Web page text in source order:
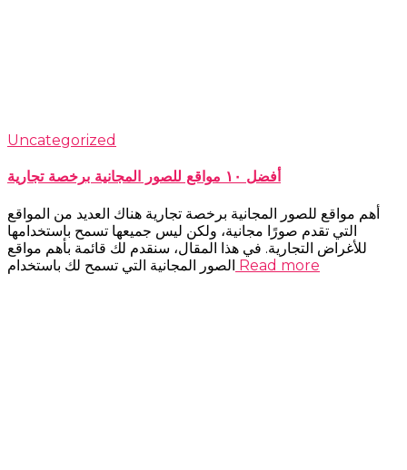
Uncategorized
أفضل ١٠ مواقع للصور المجانية برخصة تجارية
أهم مواقع للصور المجانية برخصة تجارية هناك العديد من المواقع
التي تقدم صورًا مجانية، ولكن ليس جميعها تسمح باستخدامها
للأغراض التجارية. في هذا المقال، سنقدم لك قائمة بأهم مواقع
الصور المجانية التي تسمح لك باستخدام Read more